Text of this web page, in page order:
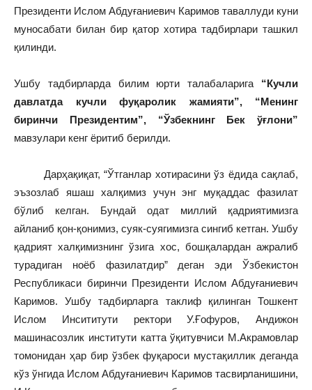
Президенти Ислом Абдуғаниевич Каримов таваллуди куни
муносабати билан бир қатор хотира тадбирлари ташкил
қилинди.
Ушбу тадбирларда билим юрти талабаларига “Кучли
давлатда кучли фуқаролик жамияти”,
“Менинг
биринчи Президентим”,
“Ўзбекнинг Бек ўғлони”
мавзулари кенг ёритиб берилди.
Дарҳақиқат, “Ўтганлар хотирасини ўз ёдида сақлаб,
эъзозлаб яшаш халқимиз учун энг муқаддас фазилат
бўлиб келган. Бундай одат миллий қадриятимизга
айланиб қон-қонимиз, суяк-суягимизга сингиб кетган. Ушбу
қадрият халқимизнинг ўзига хос, бошқалардан ажралиб
турадиган ноёб фазилатдир” деган эди Ўзбекистон
Республикаси биринчи Президенти Ислом Абдуғаниевич
Каримов. Ушбу тадбирларга таклиф қилинган Тошкент
Ислом Инсититути ректори У.Ғофуров, Андижон
машинасозлик институти катта ўқитувчиси М.Акрамовлар
томонидан ҳар бир ўзбек фуқароси мустақиллик деганда
кўз ўнгида Ислом Абдуғаниевич Каримов тасвирланишини,